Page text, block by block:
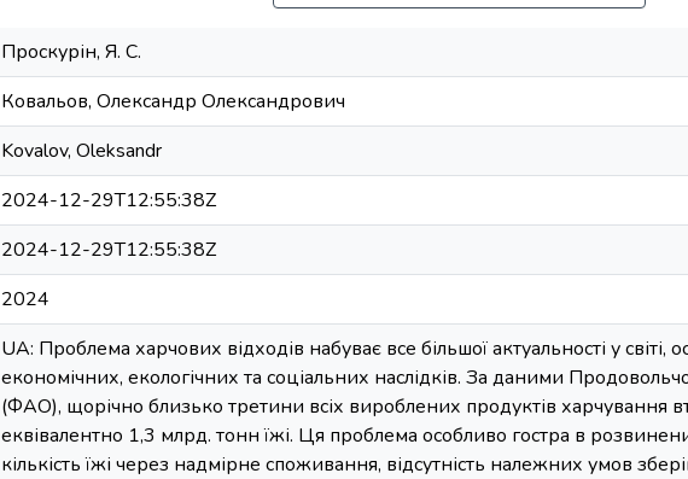
Проскурін, Я. С.
Ковальов, Олександр Олександрович
Kovalov, Oleksandr
2024-12-29T12:55:38Z
2024-12-29T12:55:38Z
2024
UA: Проблема харчових відходів набуває все більшої актуальності у
економічних, екологічних та соціальних наслідків. За даними
(ФАО), щорічно близько третини всіх вироблених продуктів харчування
еквівалентно 1,3 млрд. тонн їжі. Ця проблема особливо гостра в
кількість їжі через надмірне споживання, відсутність належних умов